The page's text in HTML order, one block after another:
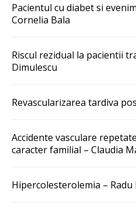
Pacientul cu diabet si
Cornelia Bala
Riscul rezidual la pacientii
Dimulescu
Revascularizarea tardiva
Accidente vasculare
caracter familial – Claudia
Hipercolesterolemia –